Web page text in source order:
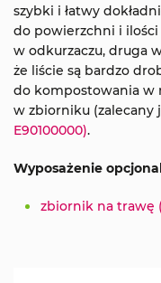
szybki i łatwy
do powierzchni i
w odkurzaczu, druga
że liście są bardzo
do kompostowania w
w zbiorniku (zalecany
E90100000).
Wyposażenie
zbiornik na trawę